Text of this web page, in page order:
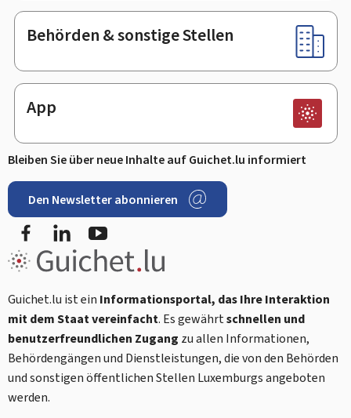
Behörden & sonstige Stellen
App
Bleiben Sie über neue Inhalte auf Guichet.lu informiert
Den Newsletter abonnieren
FacebookLinkedIn
Guichet.lu ist ein Informationsportal, das Ihre Interaktion
mit dem Staat vereinfacht. Es gewährtschnellen und
benutzerfreundlichen Zugang zu allen Informationen,
Behördengängen und Dienstleistungen, die von den Behörden
und sonstigen öffentlichen Stellen Luxemburgs angeboten
werden.